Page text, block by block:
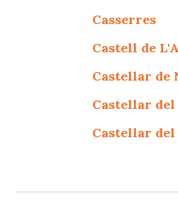
Casserres
Castell de
Castellar de
Castellar del
Castellar